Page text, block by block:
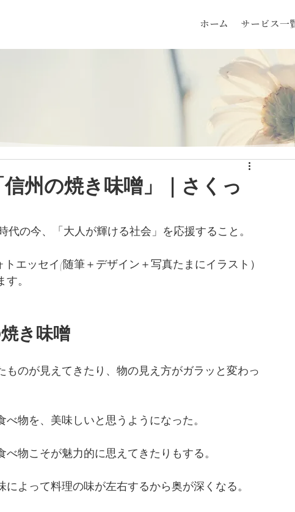
ホーム サービス一
州の焼き味噌」｜さくっ
の今、「大人が輝ける社会」を応援すること。
エッセイ(随筆＋デザイン＋写真たまにイラスト）
。
き味噌
のが見えてきたり、物の見え方がガラッと変わっ
物を、美味しいと思うようになった。
物こそが魅力的に思えてきたりもする。
よって料理の味が左右するから奥が深くなる。